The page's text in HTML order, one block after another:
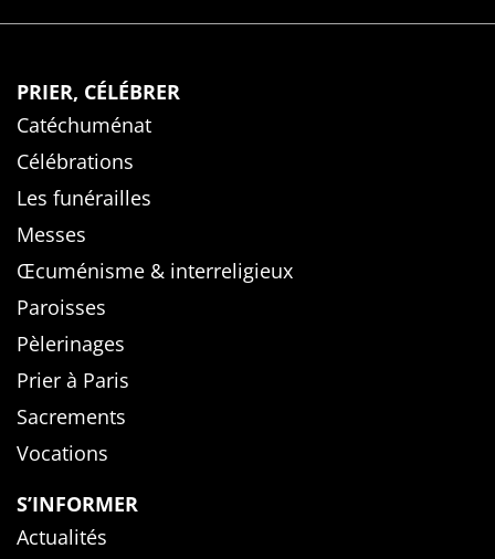
PRIER, CÉLÉBRER
Catéchuménat
Célébrations
Les funérailles
Messes
Œcuménisme & interreligieux
Paroisses
Pèlerinages
Prier à Paris
Sacrements
Vocations
S’INFORMER
Actualités